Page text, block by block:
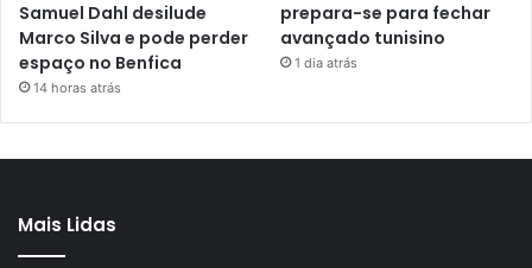
Samuel Dahl desilude
Marco Silva e pode perder
espaço no Benfica
14 horas atrás
prepara-se para fechar
avançado tunisino
1 dia atrás
Mais Lidas